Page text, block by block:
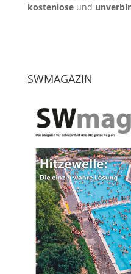
kostenloseund
SWMAGAZIN